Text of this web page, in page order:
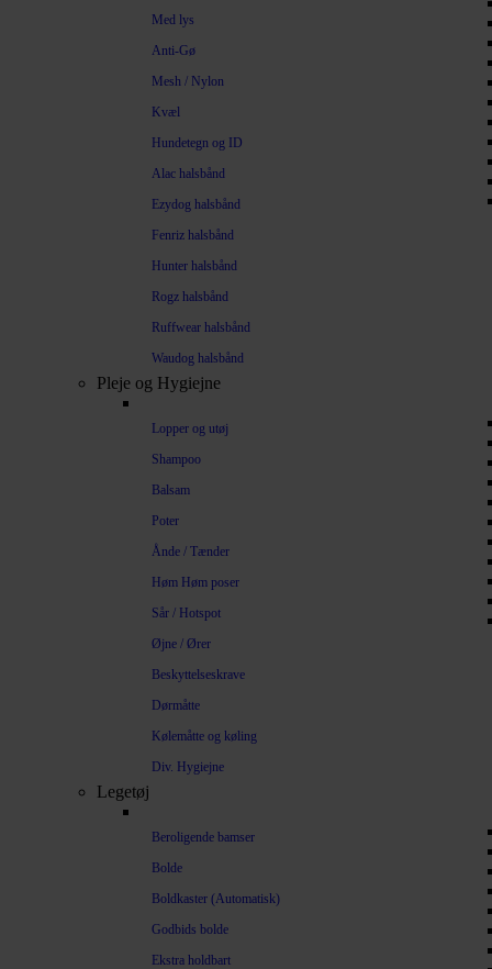
Med lys
Anti-Gø
Mesh / Nylon
Kvæl
Hundetegn og ID
Alac halsbånd
Ezydog halsbånd
Fenriz halsbånd
Hunter halsbånd
Rogz halsbånd
Ruffwear halsbånd
Waudog halsbånd
Pleje og Hygiejne
Lopper og utøj
Shampoo
Balsam
Poter
Ånde / Tænder
Høm Høm poser
Sår / Hotspot
Øjne / Ører
Beskyttelseskrave
Dørmåtte
Kølemåtte og køling
Div. Hygiejne
Legetøj
Beroligende bamser
Bolde
Boldkaster (Automatisk)
Godbids bolde
Ekstra holdbart